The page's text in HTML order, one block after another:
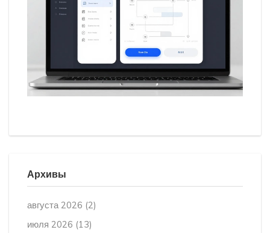
Архивы
августа 2026 (2)
июля 2026 (13)